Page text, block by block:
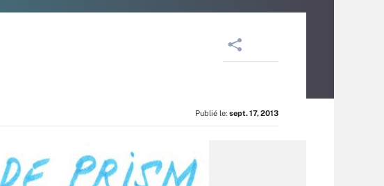
Publié le: sept. 17, 2013